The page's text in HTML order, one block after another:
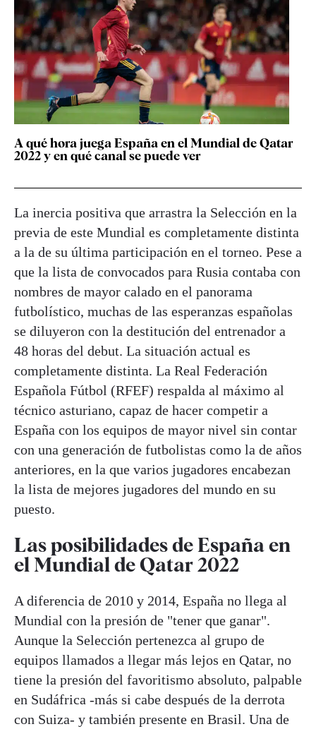
A qué hora juega España en el Mundial de Qatar
2022 y en qué canal se puede ver
La inercia positiva que arrastra la Selección en la
previa de este Mundial es completamente distinta
a la de su última participación en el torneo. Pese a
que la lista de convocados para Rusia contaba con
nombres de mayor calado en el panorama
futbolístico, muchas de las esperanzas españolas
se diluyeron con la destitución del entrenador a
48 horas del debut. La situación actual es
completamente distinta. La Real Federación
Española Fútbol (RFEF) respalda al máximo al
técnico asturiano, capaz de hacer competir a
España con los equipos de mayor nivel sin contar
con una generación de futbolistas como la de años
anteriores, en la que varios jugadores encabezan
la lista de mejores jugadores del mundo en su
puesto.
Las posibilidades de España en
el Mundial de Qatar 2022
A diferencia de 2010 y 2014, España no llega al
Mundial con la presión de "tener que ganar".
Aunque la Selección pertenezca al grupo de
equipos llamados a llegar más lejos en Qatar, no
tiene la presión del favoritismo absoluto, palpable
en Sudáfrica -más si cabe después de la derrota
con Suiza- y también presente en Brasil. Una de